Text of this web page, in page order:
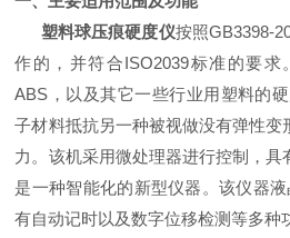
塑料球压痕硬度仪按照GB3398-
作的，并符合ISO2039标准的要
ABS，以及其它一些行业用塑料的硬
子材料抵抗另一种被视做没有弹性变
力。该机采用微处理器进行控制，具
是一种智能化的新型仪器。该仪器
有自动记时以及数字位移检测等多种